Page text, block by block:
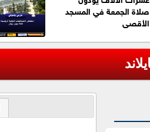
صلاة الجمعة في المسجد
الأقصى